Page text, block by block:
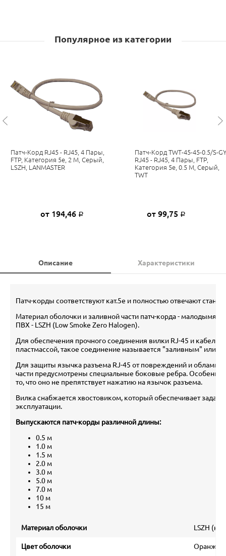
Популярное из категории
Патч-Корд RJ45 - RJ45, 4 Пары,
FTP, Категория 5е, 2 М, Серый,
LSZH, LANMASTER
от 194,46 Р
Патч-Корд TWT-45-45-0.5/S-GY
RJ45 - RJ45, 4 Пары, FTP,
Категория 5е, 0.5 М, Серый,
TWT
от 99,75 Р
Описание Характеристики
Патч-корды соответствуют кат.5е и полностью отвечают
Материал оболочки и заливной части патч-корда -
ПВХ - LSZH (Low Smoke Zero Halogen).
Для обеспечения прочного соединения вилки RJ-45 и кабеля
пластмассой, такое соединение называется "заливным" или
Для защиты язычка разъема RJ-45 от повреждений и
части предусмотрены специальные боковые ребра.
то, что оно не препятствует нажатию на язычок разъема.
Вилка снабжается хвостовиком, который обеспечивает
эксплуатации.
Выпускаются патч-корды различной длины:
0.5 м
1.0 м
1.5 м
2.0 м
3.0 м
5.0 м
7.0 м
10 м
15 м
Материал оболочки LSZH
Цвет оболочки